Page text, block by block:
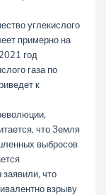
углекислого
примерно на
год
газа по
к
что Земля
выбросов
заявили, что
взрыву